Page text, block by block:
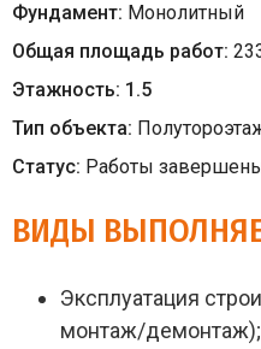
Фундамент: Монолитный
Общая площадь работ:
Этажность: 1.5
Тип объекта:
Статус: Работы
ВИДЫ
Эксплуатация
монтаж/демонтаж);